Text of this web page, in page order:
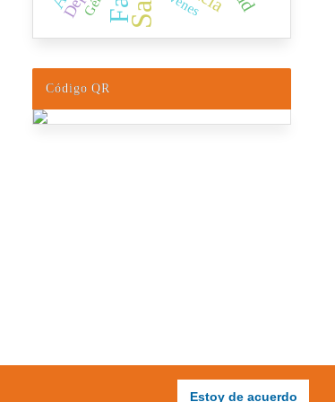
Estoy de acuerdo
Código QR